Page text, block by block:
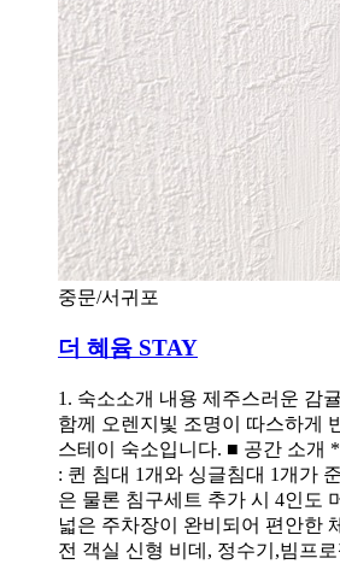
중문/서귀포
더 혜윰 STAY
1. 숙소소개 내용 제주스러운 감
함께 오렌지빛 조명이 따스하게
스테이 숙소입니다. ■ 공간 소개
: 퀸 침대 1개와 싱글침대 1개가
은 물론 침구세트 추가 시 4인도
넓은 주차장이 완비되어 편안한
전 객실 신형 비데, 정수기,빔프